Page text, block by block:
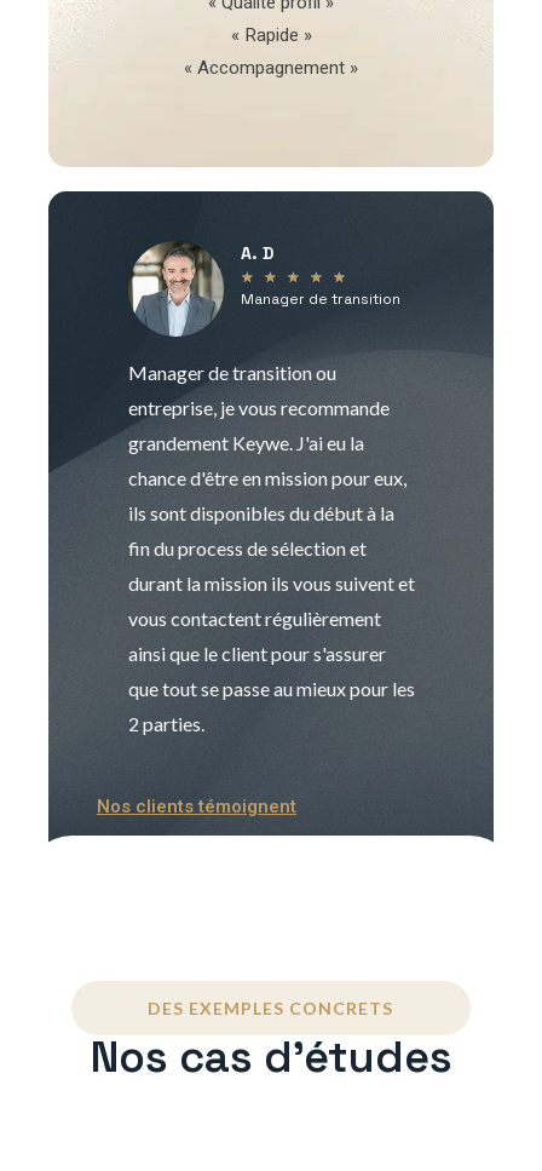
« Rapide »
« Accompagnement »
A. D
★ ★ ★ ★ ★
Manager de transition
Manager de transition ou
entreprise, je vous recommande
grandement Keywe. J'ai eu la
chance d'être en mission pour eux,
ils sont disponibles du début à la
fin du process de sélection et
durant la mission ils vous suivent et
vous contactent régulièrement
ainsi que le client pour s'assurer
que tout se passe au mieux pour les
2 parties.
Nos clients témoignent
DES EXEMPLES CONCRETS
Nos cas d'études